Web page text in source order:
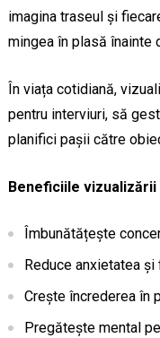
imagina traseul și
mingea în plasă înainte
În viața cotidiană,
pentru interviuri, să
planifici pașii către
Beneficiile vizualizării
Îmbunătățește
Reduce anxietatea
Crește încrederea în
Pregătește mental